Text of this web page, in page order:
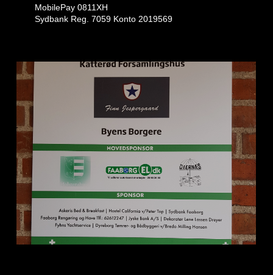
MobilePay 0811XH
Sydbank Reg. 7059 Konto 2019569